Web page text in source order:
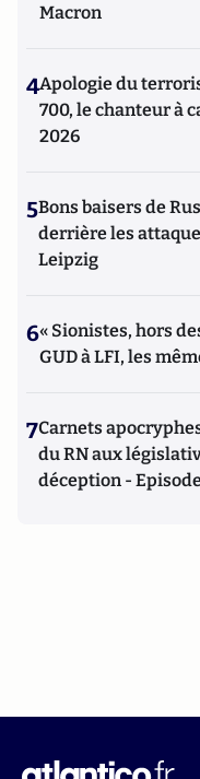
Macron
4Apologie du
700, le chanteur à
2026
5Bons baisers de
derrière les
Leipzig
6« Sionistes, hors
GUD à LFI, les
7Carnets
du RN aux
déception -